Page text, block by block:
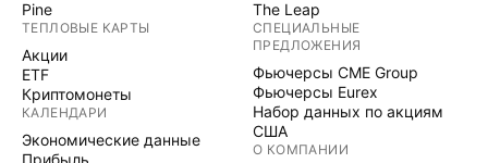
Pine
ТЕПЛОВЫЕ КАРТЫ
Акции
ETF
Криптомонеты
КАЛЕНДАРИ
Экономические данные
Прибыль
The Leap
СПЕЦИАЛЬНЫЕ
ПРЕДЛОЖЕНИЯ
Фьючерсы CME Group
Фьючерсы Eurex
Набор данных по акциям
США
О КОМПАНИИ